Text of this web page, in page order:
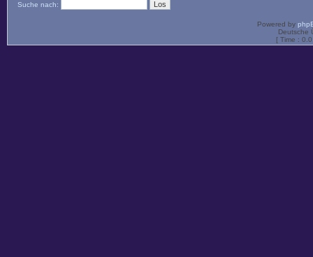
Suche nach:
Powered by
Deutsche
[ Time :